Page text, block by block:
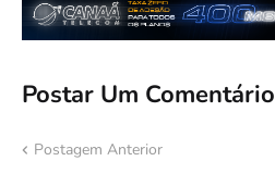
Postar Um Comentário
Postagem Anterior